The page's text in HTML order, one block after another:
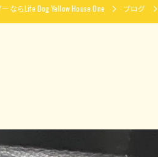
ならLife Dog Yellow House One ブログ